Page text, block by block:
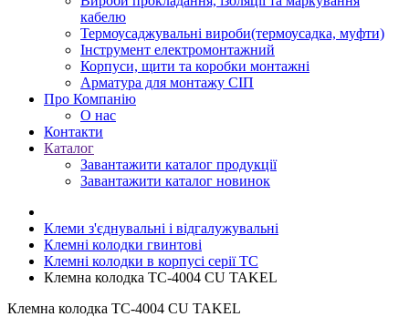
кабелю
Термоусаджувальні вироби(термоусадка, муфти)
Інструмент електромонтажний
Корпуси, щити та коробки монтажні
Арматура для монтажу СІП
Про Компанію
О нас
Контакти
Каталог
Завантажити каталог продукції
Завантажити каталог новинок
Клеми з'єднувальні і відгалужувальні
Клемні колодки гвинтові
Клемні колодки в корпусі серії ТС
Клемна колодка TC-4004 CU TAKEL
Клемна колодка TC-4004 CU TAKEL